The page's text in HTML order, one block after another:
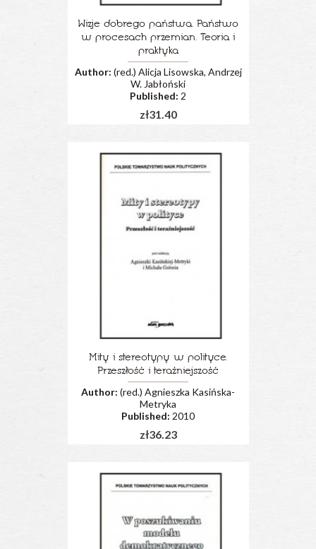
Wizje dobrego państwa. Państwo
w procesach przemian. Teoria i
praktyka
Author: (red.) Alicja Lisowska, Andrzej
W. Jabłoński
Published: 2
zł31.40
Mity i stereotypy w polityce.
Przeszłość i teraźniejszość
Author: (red.) Agnieszka Kasińska-
Metryka
Published: 2010
zł36.23